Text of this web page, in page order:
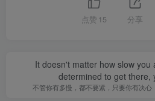
点赞 15 分享
It doesn't matter how slow you
determined to get there,
不管你有多慢，都不要紧，只要你有决